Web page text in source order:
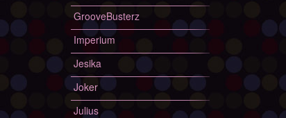
GrooveBusterz
Imperium
Jesika
Joker
Julius